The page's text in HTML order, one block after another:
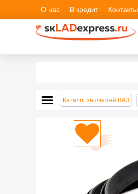
О нас В кредит Контакты
Каталог запчастей ВАЗ